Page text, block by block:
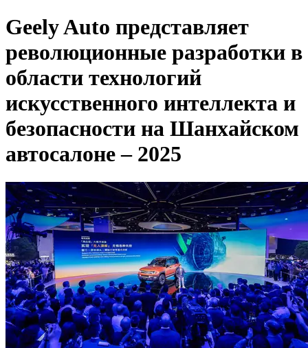
Geely Auto представляет
революционные разработки в
области технологий
искусственного интеллекта и
безопасности на Шанхайском
автосалоне – 2025